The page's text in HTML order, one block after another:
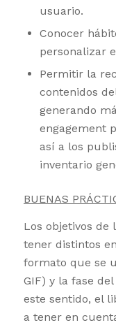
usuario.
Conocer
personalizar
Permitir la
contenidos
generando
engagement
así a los
inventario
BUENAS
Los objetivos de
tener distintos
formato que se
GIF) y la fase
este sentido, el
a tener en